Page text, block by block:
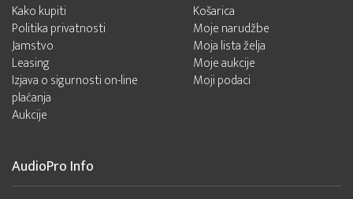
Kako kupiti
Politika privatnosti
Jamstvo
Leasing
Izjava o sigurnosti on-line
plaćanja
Aukcije
Košarica
Moje narudžbe
Moja lista želja
Moje aukcije
Moji podaci
AudioPro Info